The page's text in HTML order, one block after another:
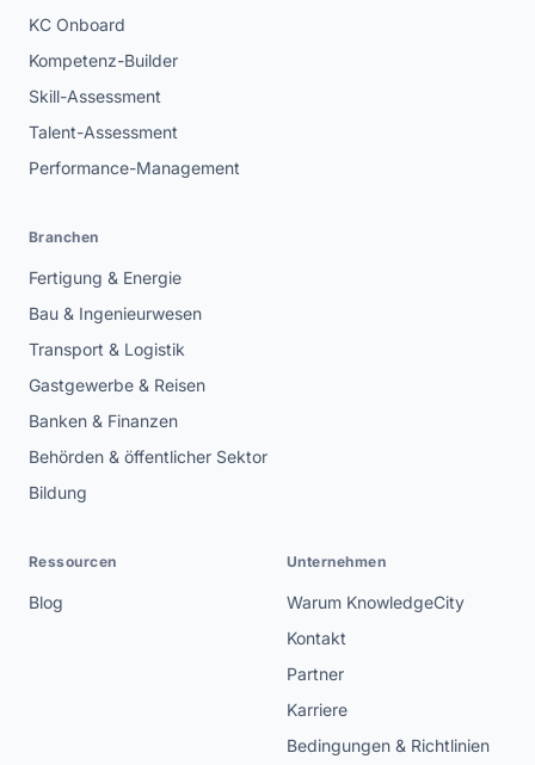
KC Onboard
Kompetenz-Builder
Skill-Assessment
Talent-Assessment
Performance-Management
Branchen
Fertigung & Energie
Bau & Ingenieurwesen
Transport & Logistik
Gastgewerbe & Reisen
Banken & Finanzen
Behörden & öffentlicher Sektor
Bildung
Ressourcen
Blog
Unternehmen
Warum KnowledgeCity
Kontakt
Partner
Karriere
Bedingungen & Richtlinien